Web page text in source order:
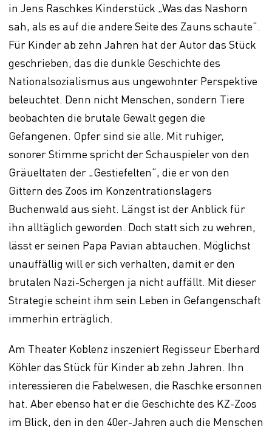
in Jens Raschkes Kinderstück „Was das Nashorn
sah, als es auf die andere Seite des Zauns schaute“.
Für Kinder ab zehn Jahren hat der Autor das Stück
geschrieben, das die dunkle Geschichte des
Nationalsozialismus aus ungewohnter Perspektive
beleuchtet. Denn nicht Menschen, sondern Tiere
beobachten die brutale Gewalt gegen die
Gefangenen. Opfer sind sie alle. Mit ruhiger,
sonorer Stimme spricht der Schauspieler von den
Gräueltaten der „Gestiefelten“, die er von den
Gittern des Zoos im Konzentrationslagers
Buchenwald aus sieht. Längst ist der Anblick für
ihn alltäglich geworden. Doch statt sich zu wehren,
lässt er seinen Papa Pavian abtauchen. Möglichst
unauffällig will er sich verhalten, damit er den
brutalen Nazi-Schergen ja nicht auffällt. Mit dieser
Strategie scheint ihm sein Leben in Gefangenschaft
immerhin erträglich.
Am Theater Koblenz inszeniert Regisseur Eberhard
Köhler das Stück für Kinder ab zehn Jahren. Ihn
interessieren die Fabelwesen, die Raschke ersonnen
hat. Aber ebenso hat er die Geschichte des KZ-Zoos
im Blick, den in den 40er-Jahren auch die Menschen